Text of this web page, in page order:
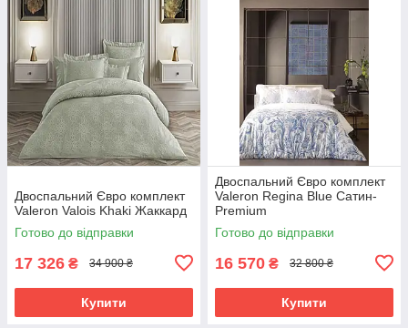
Двоспальний Євро комплект
Valeron Valois Khaki Жаккард
Готово до відправки
17 326 ₴ 34 900 ₴
Купити
Двоспальний Євро комплект
Valeron Regina Blue Сатин-
Premium
Готово до відправки
16 570 ₴ 32 800 ₴
Купити